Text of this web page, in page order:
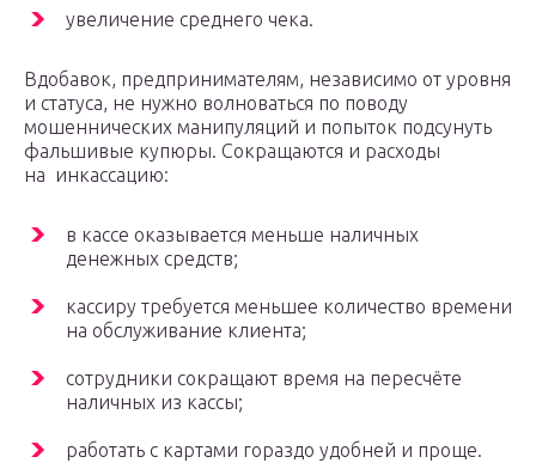
увеличение среднего чека.
Вдобавок, предпринимателям, независимо от уровня
и статуса, не нужно волноваться по поводу
мошеннических манипуляций и попыток подсунуть
фальшивые купюры. Сокращаются и расходы
на инкассацию:
в кассе оказывается меньше наличных
денежных средств;
кассиру требуется меньшее количество времени
на обслуживание клиента;
сотрудники сокращают время на пересчёте
наличных из кассы;
работать с картами гораздо удобней и проще.